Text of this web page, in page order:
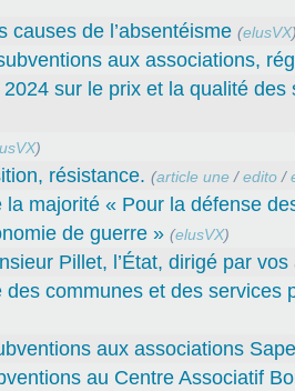
causes de l’absentéisme (elusVX)
aux associations,
sur le prix et la qualité des
)
résistance. (article une/edito/
majorité « Pour la défense
de guerre » (elusVX)
Pillet, l’État, dirigé par
communes et des services
aux associations
au Centre Associatif